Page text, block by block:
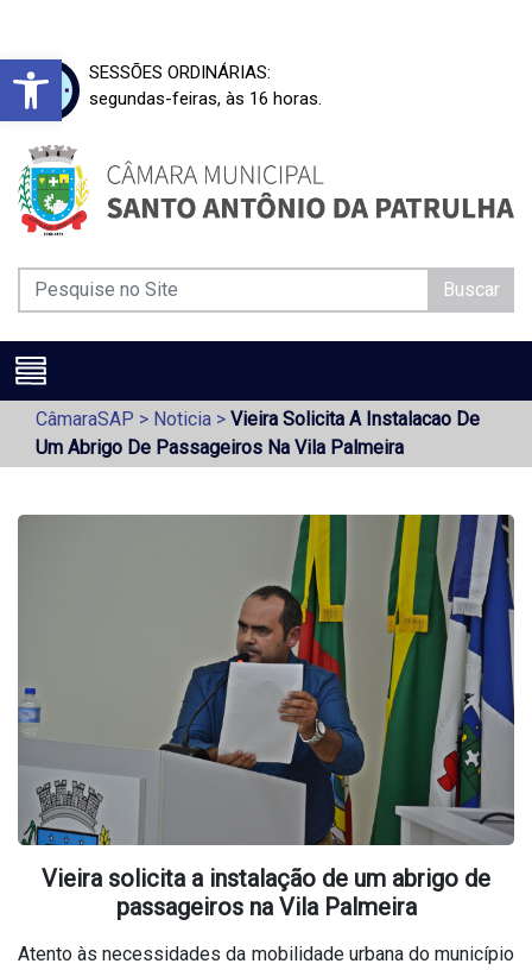
Barra de Ferramentas Aberta
SESSÕES ORDINÁRIAS:
segundas-feiras, às 16 horas.
Buscar
CâmaraSAP > Noticia > Vieira Solicita A Instalacao De
Um Abrigo De Passageiros Na Vila Palmeira
Vieira solicita a instalação de um abrigo de
passageiros na Vila Palmeira
Atento às necessidades da mobilidade urbana do município